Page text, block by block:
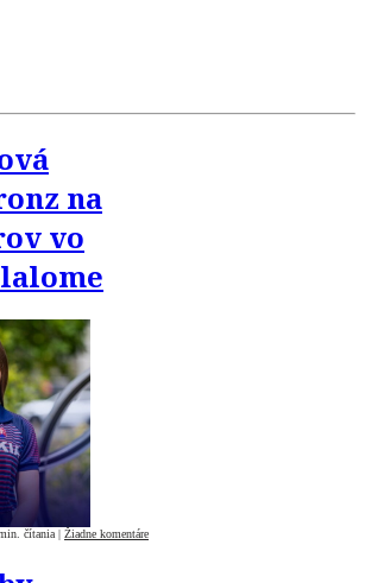
na
vo
čítania | Žiadne komentáre